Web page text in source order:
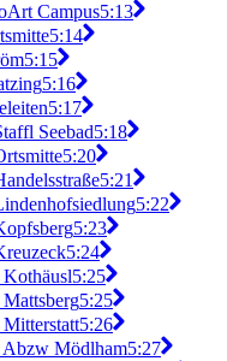
Campus5:13
5:14
5:15
5:16
5:17
Seebad5:18
5:20
5:21
5:22
5:23
5:24
Kothäusl5:25
5:25
Mitterstatt5:26
Abzw Mödlham5:27